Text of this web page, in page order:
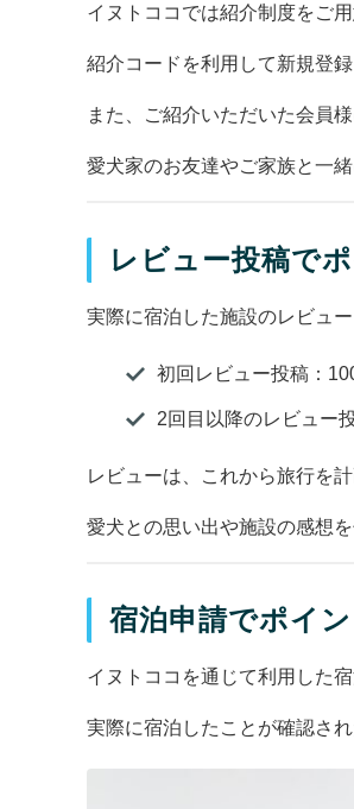
イヌトココでは紹介制度をご用
紹介コードを利用して新規登
また、ご紹介いただいた会員
愛犬家のお友達やご家族と一
レビュー投稿で
実際に宿泊した施設のレビュ
初回レビュー投稿：
2回目以降のレビュー
レビューは、これから旅行を
愛犬との思い出や施設の感想
宿泊申請でポイ
イヌトココを通じて利用した
実際に宿泊したことが確認さ